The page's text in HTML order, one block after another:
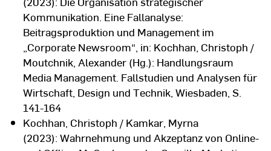
Kommunikation. Eine Fallanalyse:
Beitragsproduktion und Management im
„Corporate Newsroom“, in: Kochhan, Christoph /
Moutchnik, Alexander (Hg.): Handlungsraum
Media Management. Fallstudien und Analysen für
Wirtschaft, Design und Technik, Wiesbaden, S.
141-164
Kochhan, Christoph / Kamkar, Myrna
(2023): Wahrnehmung und Akzeptanz von Online-